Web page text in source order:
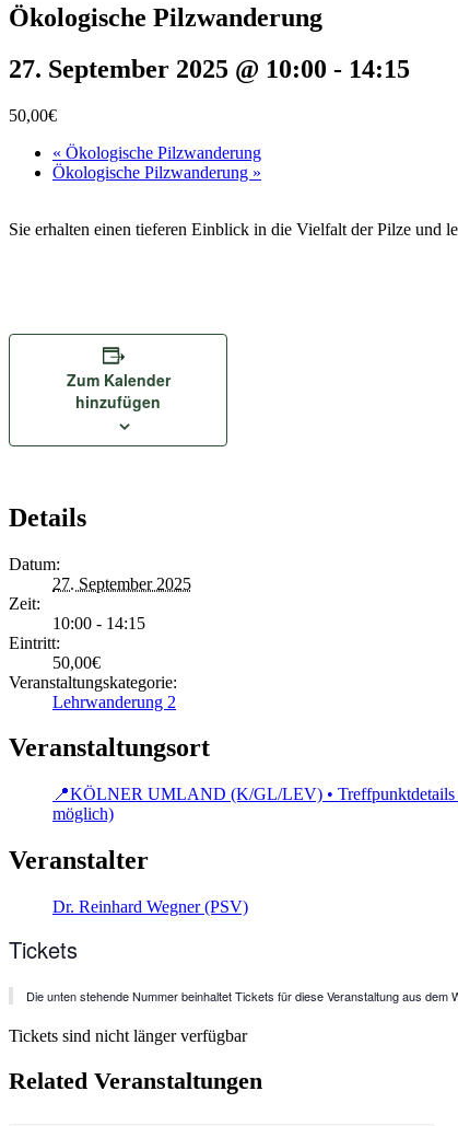
Ökologische Pilzwanderung
27. September 2025 @ 10:00 - 14:15
50,00€
« Ökologische Pilzwanderung
Ökologische Pilzwanderung »
Sie erhalten einen tieferen Einblick in die Vielfalt der Pilze und
Zum Kalender
hinzufügen
Details
Datum:
27. September 2025
Zeit:
10:00 - 14:15
Eintritt:
50,00€
Veranstaltungskategorie:
Lehrwanderung 2
Veranstaltungsort
📍KÖLNER UMLAND (K/GL/LEV) • Treffpunktdetails
möglich)
Veranstalter
Dr. Reinhard Wegner (PSV)
Tickets
Die unten stehende Nummer beinhaltet Tickets für diese Veranstaltung aus
Tickets sind nicht länger verfügbar
Related Veranstaltungen